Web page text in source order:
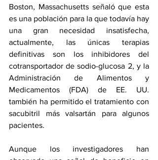
Boston, Massachusetts señaló que esta
es una población para la que todavía hay
una gran necesidad insatisfecha,
actualmente, las únicas terapias
definitivas son los inhibidores del
cotransportador de sodio-glucosa 2, y la
Administración de Alimentos y
Medicamentos (FDA) de EE. UU.
también ha permitido el tratamiento con
sacubitril más valsartán para algunos
pacientes.
Aunque los investigadores han